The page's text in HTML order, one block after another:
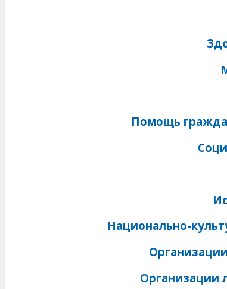
Помощь
Национально-
Организации